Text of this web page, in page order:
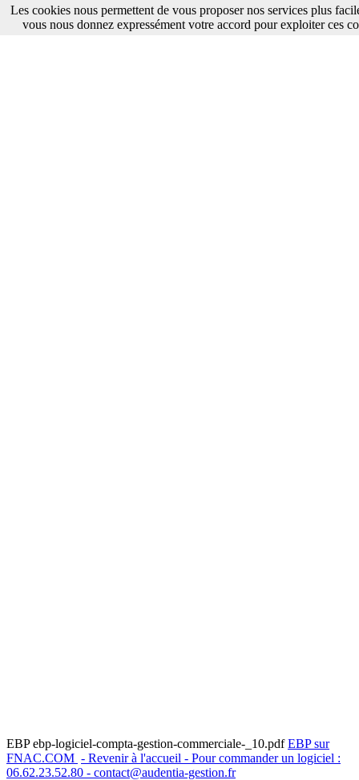
EBP ebp-logiciel-compta-gestion-commerciale-_10.pdfEBP sur
FNAC.COM - Revenir à l'accueil - Pour commander un logiciel :
06.62.23.52.80 - contact@audentia-gestion.fr
Les cookies nous permettent de vous proposer nos services plus
vous nous donnez expressément votre accord pour exploiter ces